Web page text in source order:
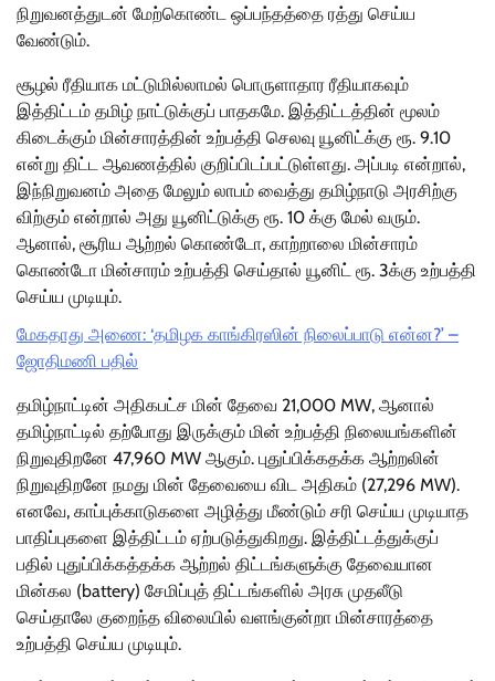
நிறுவனத்துடன் மேற்கொண்ட ஒப்பந்தத்தை ரத்து செய்ய
வேண்டும்.
சூழல் ரீதியாக மட்டுமில்லாமல் பொருளாதார ரீதியாகவும்
இத்திட்டம் தமிழ் நாட்டுக்குப் பாதகமே. இத்திட்டத்தின் மூலம்
கிடைக்கும் மின்சாரத்தின் உற்பத்தி செலவு யூனிட்க்கு ரூ. 9.10
என்று திட்ட ஆவணத்தில் குறிப்பிடப்பட்டுள்ளது. அப்படி என்றால்,
இந்நிறுவனம் அதை மேலும் லாபம் வைத்து தமிழ்நாடு அரசிற்கு
விற்கும் என்றால் அது யூனிட்டுக்கு ரூ. 10 க்கு மேல் வரும்.
ஆனால், சூரிய ஆற்றல் கொண்டோ, காற்றாலை மின்சாரம்
கொண்டோ மின்சாரம் உற்பத்தி செய்தால் யூனிட் ரூ. 3க்கு உற்பத்தி
செய்ய முடியும்.
மேகதாது அணை: ‘தமிழக காங்கிரஸின் நிலைப்பாடு என்ன?’ –
ஜோதிமணி பதில்
தமிழ்நாட்டின் அதிகபட்ச மின் தேவை 21,000 MW, ஆனால்
தமிழ்நாட்டில் தற்போது இருக்கும் மின் உற்பத்தி நிலையங்களின்
நிறுவுதிறனே 47,960 MW ஆகும். புதுப்பிக்கதக்க ஆற்றலின்
நிறுவுதிறனே நமது மின் தேவையை விட அதிகம் (27,296 MW).
எனவே, காப்புக்காடுகளை அழித்து மீண்டும் சரி செய்ய முடியாத
பாதிப்புகளை இத்திட்டம் ஏற்படுத்துகிறது. இத்திட்டத்துக்குப்
பதில் புதுப்பிக்கத்தக்க ஆற்றல் திட்டங்களுக்கு தேவையான
மின்கல (battery) சேமிப்புத் திட்டங்களில் அரசு முதலீடு
செய்தாலே குறைந்த விலையில் வளங்குன்றா மின்சாரத்தை
உற்பத்தி செய்ய முடியும்.